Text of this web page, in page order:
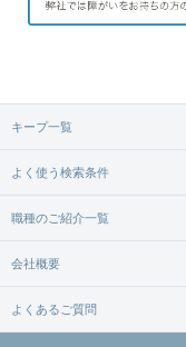
キープ一覧
よく使う検索条件
職種のご紹介一覧
会社概要
よくあるご質問